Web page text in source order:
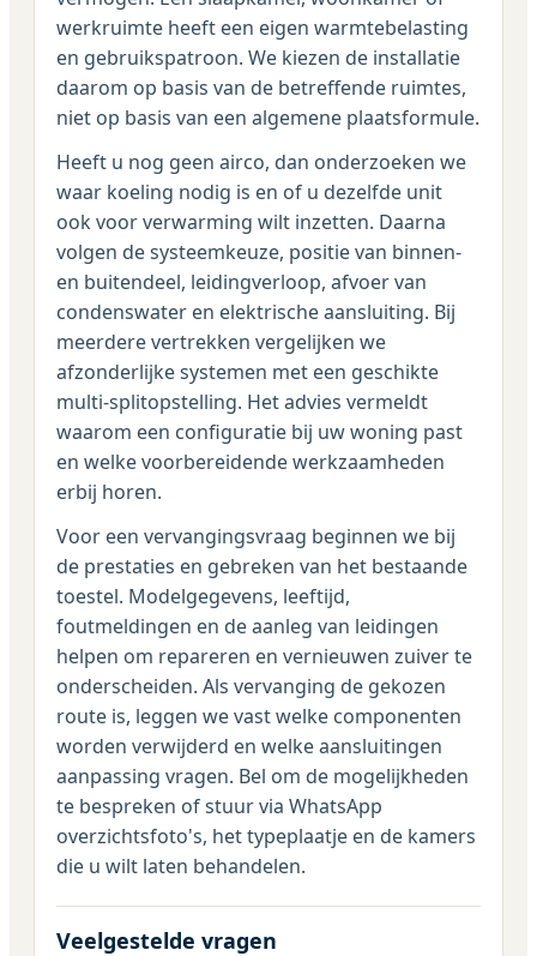
werkruimte heeft een eigen warmtebelasting
en gebruikspatroon. We kiezen de installatie
daarom op basis van de betreffende ruimtes,
niet op basis van een algemene plaatsformule.
Heeft u nog geen airco, dan onderzoeken we
waar koeling nodig is en of u dezelfde unit
ook voor verwarming wilt inzetten. Daarna
volgen de systeemkeuze, positie van binnen-
en buitendeel, leidingverloop, afvoer van
condenswater en elektrische aansluiting. Bij
meerdere vertrekken vergelijken we
afzonderlijke systemen met een geschikte
multi-splitopstelling. Het advies vermeldt
waarom een configuratie bij uw woning past
en welke voorbereidende werkzaamheden
erbij horen.
Voor een vervangingsvraag beginnen we bij
de prestaties en gebreken van het bestaande
toestel. Modelgegevens, leeftijd,
foutmeldingen en de aanleg van leidingen
helpen om repareren en vernieuwen zuiver te
onderscheiden. Als vervanging de gekozen
route is, leggen we vast welke componenten
worden verwijderd en welke aansluitingen
aanpassing vragen. Bel om de mogelijkheden
te bespreken of stuur via WhatsApp
overzichtsfoto's, het typeplaatje en de kamers
die u wilt laten behandelen.
Veelgestelde vragen